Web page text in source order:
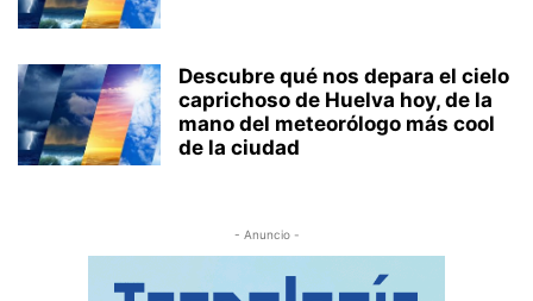
Descubre qué nos depara el cielo
caprichoso de Huelva hoy, de la
mano del meteorólogo más cool
de la ciudad
- Anuncio -